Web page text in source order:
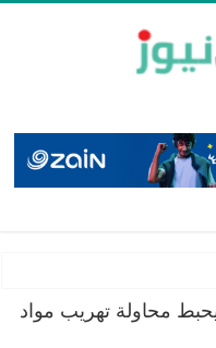
التزام الوزارة
محاولة تهريب مواد